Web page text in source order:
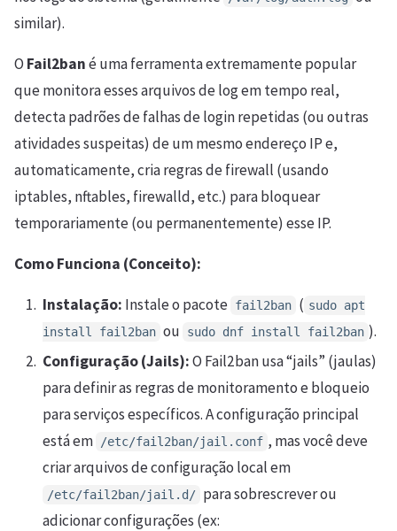
similar).
O Fail2bané uma ferramenta extremamente popular
que monitora esses arquivos de log em tempo real,
detecta padrões de falhas de login repetidas (ou outras
atividades suspeitas) de um mesmo endereço IP e,
automaticamente, cria regras de firewall (usando
iptables, nftables, firewalld, etc.) para bloquear
temporariamente (ou permanentemente) esse IP.
Como Funciona (Conceito):
Instalação: Instale o pacote fail2ban ( sudo apt
install fail2ban ou sudo dnf install fail2ban ).
Configuração (Jails):O Fail2ban usa “jails” (jaulas)
para definir as regras de monitoramento e bloqueio
para serviços específicos. A configuração principal
está em
/etc/fail2ban/jail.conf , mas você deve
criar arquivos de configuração local em
/etc/fail2ban/jail.d/ para sobrescrever ou
adicionar configurações (ex: